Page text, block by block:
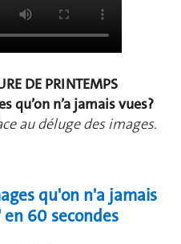
DE PRINTEMPS
qu’on n’a jamais vues?
au déluge des images.
qu'on n'a jamais
60 secondes